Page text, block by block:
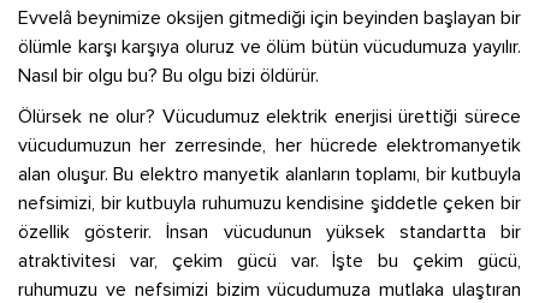
Evvelâ beynimize oksijen gitmediği için beyinden başlayan bir
ölümle karşı karşıya oluruz ve ölüm bütün vücudumuza yayılır.
Nasıl bir olgu bu? Bu olgu bizi öldürür.
Ölürsek ne olur? Vücudumuz elektrik enerjisi ürettiği sürece
vücudumuzun her zerresinde, her hücrede elektromanyetik
alan oluşur. Bu elektro manyetik alanların toplamı, bir kutbuyla
nefsimizi, bir kutbuyla ruhumuzu kendisine şiddetle çeken bir
özellik gösterir. İnsan vücudunun yüksek standartta bir
atraktivitesi var, çekim gücü var. İşte bu çekim gücü,
ruhumuzu ve nefsimizi bizim vücudumuza mutlaka ulaştıran